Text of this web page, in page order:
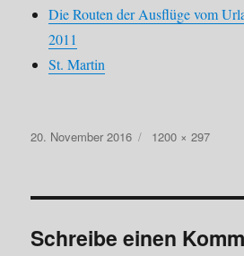
Die Routen der Ausflüge vom
2011
St. Martin
Veröffentlicht
20. November 2016 Originalgröße
1200 × 297
Schreibe einen